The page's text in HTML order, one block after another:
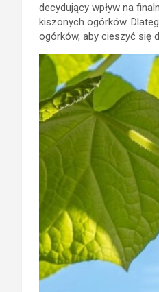
decydujący wpływ na
kiszonych ogórków.
ogórków, aby cieszyć się